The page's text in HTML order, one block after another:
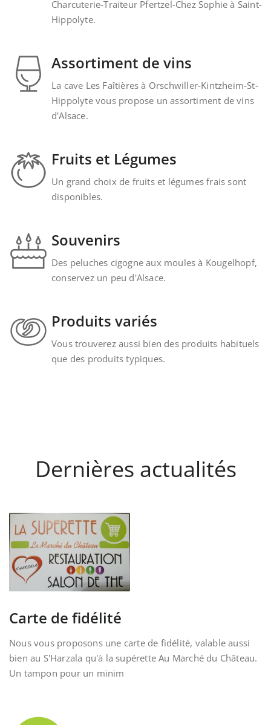
Charcuterie-Traiteur Pfertzel-Chez Sophie à Saint-
Hippolyte.
Assortiment de vins
La cave Les Faîtières à Orschwiller-Kintzheim-St-
Hippolyte vous propose un assortiment de vins
d'Alsace.
Fruits et Légumes
Un grand choix de fruits et légumes frais sont
disponibles.
Souvenirs
Des peluches cigogne aux moules à Kougelhopf,
conservez un peu d'Alsace.
Produits variés
Vous trouverez aussi bien des produits habituels
que des produits typiques.
Dernières actualités
Carte de fidélité
Nous vous proposons une carte de fidélité, valable aussi
bien au S'Harzala qu'à la supérette Au Marché du Château.
Un tampon pour un minim